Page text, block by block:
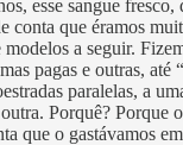
esse sangue fresco,
conta que éramos
a seguir.
pagas e outras, até
paralelas, a
Porquê? Porque
que o gastávamos